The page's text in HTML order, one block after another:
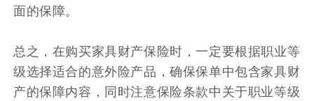
面的保障。
总之，在购买家具财产保险时，一定要根据职业等
级选择适合的意外险产品，确保保单中包含家具财
产的保障内容，同时注意保险条款中关于职业等级